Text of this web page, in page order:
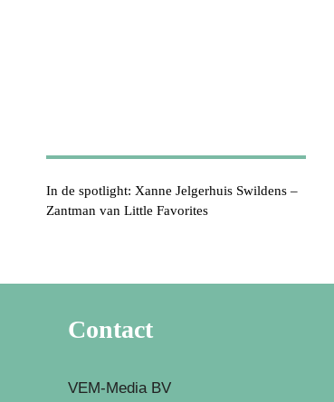
In de spotlight: Xanne Jelgerhuis Swildens –
Zantman van Little Favorites
Contact
VEM-Media BV